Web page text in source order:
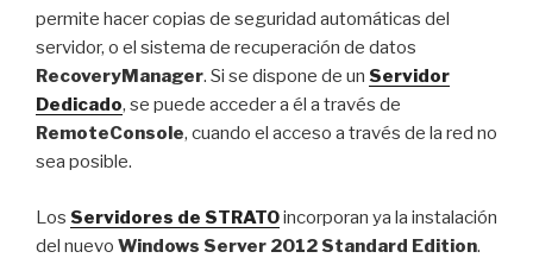
permite hacer copias de seguridad automáticas del
servidor, o el sistema de recuperación de datos
RecoveryManager. Si se dispone de un Servidor
Dedicado, se puede acceder a él a través de
RemoteConsole, cuando el acceso a través de la red no
sea posible.
Los Servidores de STRATOincorporan ya la instalación
del nuevo Windows Server 2012 Standard Edition.